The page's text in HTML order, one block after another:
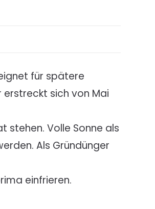
für spätere
erstreckt sich von Mai
stehen. Volle Sonne als
Als Gründünger
einfrieren.